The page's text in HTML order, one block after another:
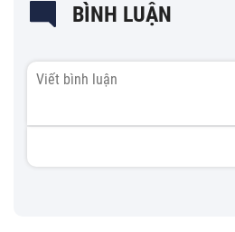
BÌNH LUẬN